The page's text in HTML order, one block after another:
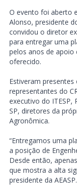
O evento foi aberto
Alonso, presidente
convidou o diretor
para entregar uma
pelos anos de apoio
oferecido.
Estiveram
representantes do
executivo do ITESP,
SP, diretores da
Agronômica.
“Entregamos uma
a posição de
Desde então,
que mostra a alta
presidente da AEASP.